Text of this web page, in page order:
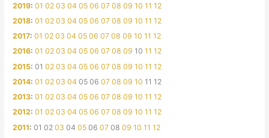
2019:01 02 03 04 05 06 07 08 09 10 11 12
2018:01 02 03 04 05 06 07 08 09 10 11 12
2017:01 02 03 04 05 06 07 08 09 10 11 12
2016:01 02 03 04 05 06 07 08 09 10 11 12
2015:01 02 03 04 05 06 07 08 09 10 11 12
2014:01 02 03 04 05 06 07 08 09 10 11 12
2013:01 02 03 04 05 06 07 08 09 10 11 12
2012:01 02 03 04 05 06 07 08 09 10 11 12
2011:01 02 03 04 05 06 07 08 09 10 11 12